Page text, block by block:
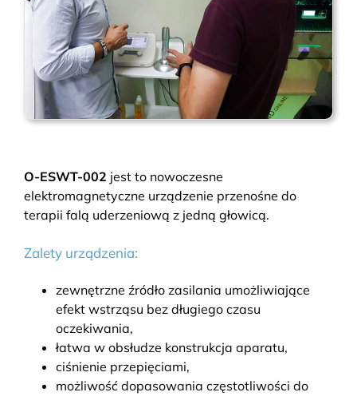
O-ESWT-002 jest to nowoczesne
elektromagnetyczne urządzenie przenośne do
terapii falą uderzeniową z jedną głowicą.
Zalety urządzenia:
zewnętrzne źródło zasilania umożliwiające
efekt wstrząsu bez długiego czasu
oczekiwania,
łatwa w obsłudze konstrukcja aparatu,
ciśnienie przepięciami,
możliwość dopasowania częstotliwości do